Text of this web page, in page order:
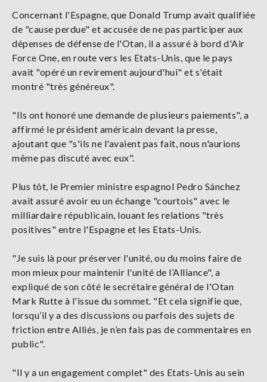
Concernant l'Espagne, que Donald Trump avait qualifiée
de "cause perdue" et accusée de ne pas participer aux
dépenses de défense de l'Otan, il a assuré à bord d'Air
Force One, en route vers les Etats-Unis, que le pays
avait "opéré un revirement aujourd'hui" et s'était
montré "très généreux".
"Ils ont honoré une demande de plusieurs paiements", a
affirmé le président américain devant la presse,
ajoutant que "s'ils ne l'avaient pas fait, nous n'aurions
même pas discuté avec eux".
Plus tôt, le Premier ministre espagnol Pedro Sánchez
avait assuré avoir eu un échange "courtois" avec le
milliardaire républicain, louant les relations "très
positives" entre l'Espagne et les Etats-Unis.
"Je suis là pour préserver l'unité, ou du moins faire de
mon mieux pour maintenir l'unité de l’Alliance", a
expliqué de son côté le secrétaire général de l'Otan
Mark Rutte à l'issue du sommet. "Et cela signifie que,
lorsqu’il y a des discussions ou parfois des sujets de
friction entre Alliés, je n’en fais pas de commentaires en
public".
"Il y a un engagement complet" des Etats-Unis au sein